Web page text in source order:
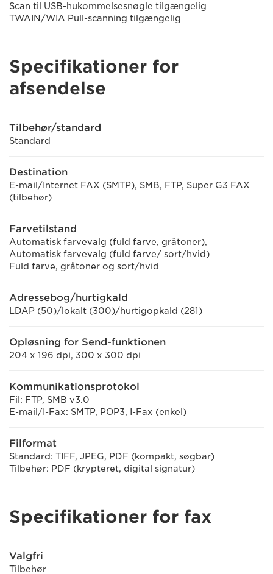
Scan til USB-hukommelsesnøgle tilgængelig
TWAIN/WIA Pull-scanning tilgængelig
Specifikationer for
afsendelse
Tilbehør/standard
Standard
Destination
E-mail/Internet FAX (SMTP), SMB, FTP, Super G3 FAX
(tilbehør)
Farvetilstand
Automatisk farvevalg (fuld farve, gråtoner),
Automatisk farvevalg (fuld farve/ sort/hvid)
Fuld farve, gråtoner og sort/hvid
Adressebog/hurtigkald
LDAP (50)/lokalt (300)/hurtigopkald (281)
Opløsning for Send-funktionen
204 x 196 dpi, 300 x 300 dpi
Kommunikationsprotokol
Fil: FTP, SMB v3.0
E-mail/I-Fax: SMTP, POP3, I-Fax (enkel)
Filformat
Standard: TIFF, JPEG, PDF (kompakt, søgbar)
Tilbehør: PDF (krypteret, digital signatur)
Specifikationer for fax
Valgfri
Tilbehør